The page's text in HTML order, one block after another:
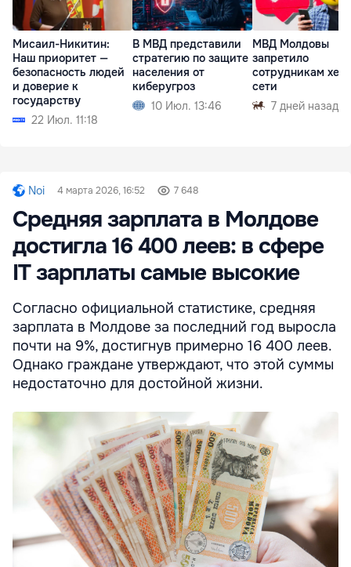
Мисаил-Никитин:
Наш приоритет —
безопасность людей
и доверие к
государству
22 Июл. 11:18
В МВД представили
стратегию по защите
населения от
киберугроз
10 Июл. 13:46
МВД Молдовы
запретило
сотрудникам
сети
7 дней назад
Noi 4 марта 2026, 16:52 7 648
Средняя зарплата в Молдове
достигла 16 400 леев: в сфере
IT зарплаты самые высокие
Согласно официальной статистике, средняя
зарплата в Молдове за последний год выросла
почти на 9%, достигнув примерно 16 400 леев.
Однако граждане утверждают, что этой суммы
недостаточно для достойной жизни.